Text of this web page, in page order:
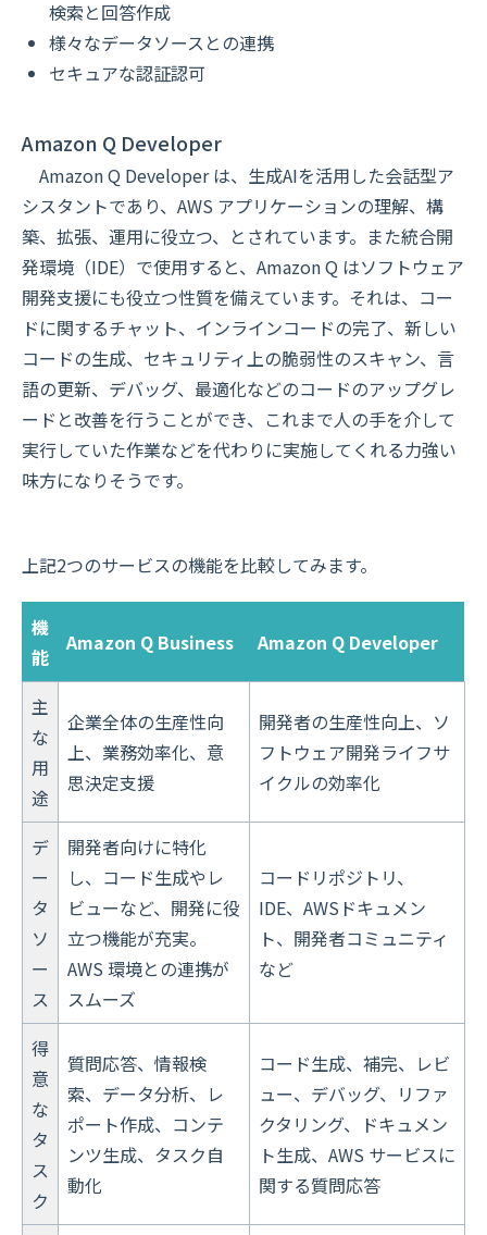
検索と回答作成
様々なデータソースとの連携
セキュアな認証認可
Amazon Q Developer
Amazon Q Developer は、生成AIを活用した会話型ア
シスタントであり、AWS アプリケーションの理解、構
築、拡張、運用に役立つ、とされています。また統合開
発環境（IDE）で使用すると、Amazon Q はソフトウェア
開発支援にも役立つ性質を備えています。それは、コー
ドに関するチャット、インラインコードの完了、新しい
コードの生成、セキュリティ上の脆弱性のスキャン、言
語の更新、デバッグ、最適化などのコードのアップグレ
ードと改善を行うことができ、これまで人の手を介して
実行していた作業などを代わりに実施してくれる力強い
味方になりそうです。
上記2つのサービスの機能を比較してみます。
機
能
Amazon Q Business Amazon Q Developer
主
な
用
途
企業全体の生産性向
上、業務効率化、意
思決定支援
開発者の生産性向上、ソ
フトウェア開発ライフサ
イクルの効率化
デ
ー
タ
ソ
ー
ス
開発者向けに特化
し、コード生成やレ
ビューなど、開発に役
立つ機能が充実。
AWS 環境との連携が
スムーズ
コードリポジトリ、
IDE、AWSドキュメン
ト、開発者コミュニティ
など
得
意
な
タ
ス
ク
質問応答、情報検
索、データ分析、レ
ポート作成、コンテ
ンツ生成、タスク自
動化
コード生成、補完、レビ
ュー、デバッグ、リファ
クタリング、ドキュメン
ト生成、AWS サービスに
関する質問応答